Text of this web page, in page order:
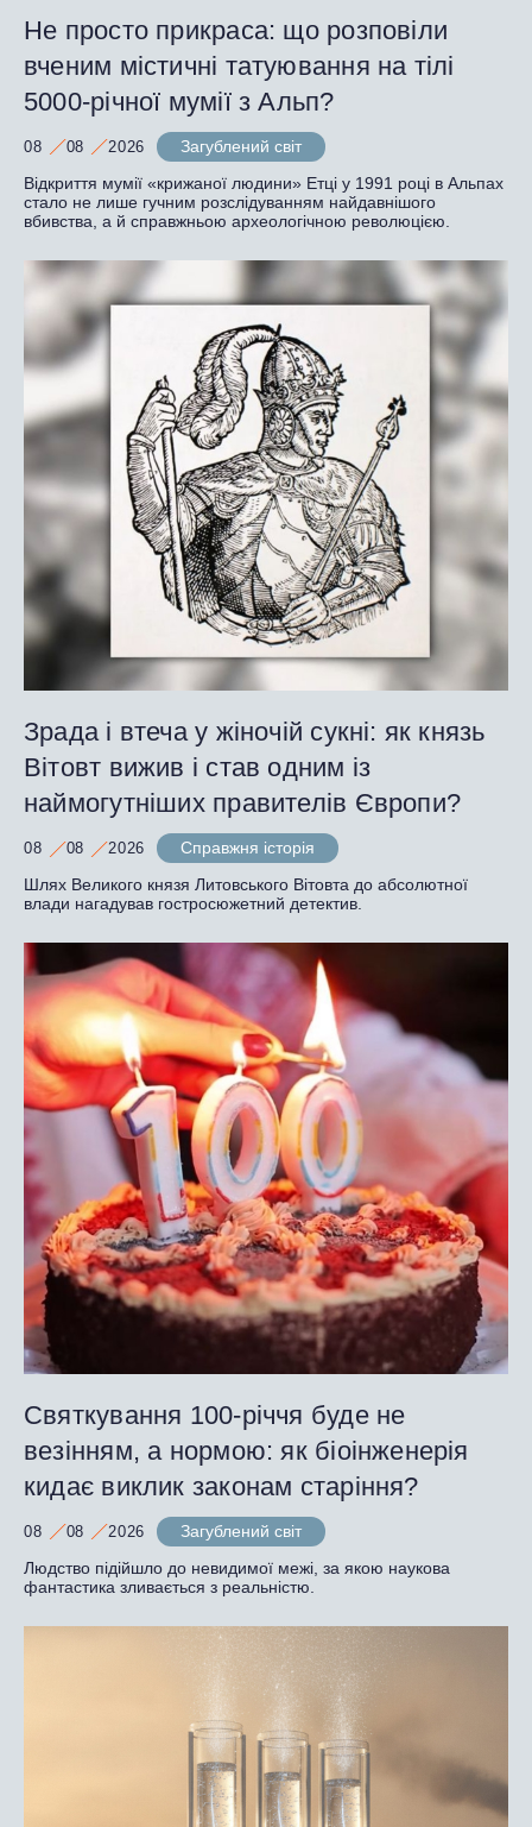
Не просто прикраса: що розповіли
вченим містичні татуювання на тілі
5000-річної мумії з Альп?
08 08 2026
Загублений світ
Відкриття мумії «крижаної людини» Етці у 1991 році в Альпах
стало не лише гучним розслідуванням найдавнішого
вбивства, а й справжньою археологічною революцією.
Зрада і втеча у жіночій сукні: як князь
Вітовт вижив і став одним із
наймогутніших правителів Європи?
08 08 2026
Справжня історія
Шлях Великого князя Литовського Вітовта до абсолютної
влади нагадував гостросюжетний детектив.
Святкування 100-річчя буде не
везінням, а нормою: як біоінженерія
кидає виклик законам старіння?
08 08 2026
Загублений світ
Людство підійшло до невидимої межі, за якою наукова
фантастика зливається з реальністю.